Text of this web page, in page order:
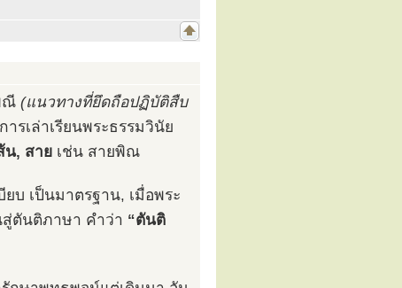
ณี (แนวทางที่ยึดถือปฏิบัติสืบ
รเล่าเรียนพระธรรมวินัย
น, สาย เช่น สายพิณ
บ เป็นมาตรฐาน, เมื่อพระ
ตันติภาษา คำว่า “ตันติ